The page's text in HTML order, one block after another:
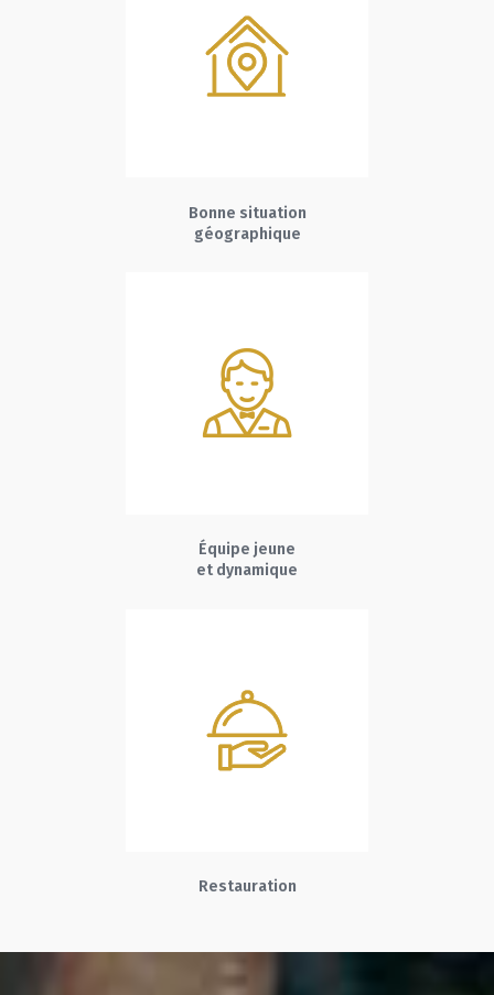
Bonne situation
géographique
Équipe jeune
et dynamique
Restauration